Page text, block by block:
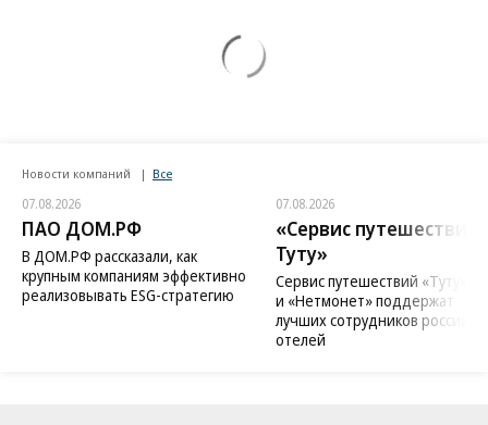
Новости компаний Все
07.08.2026
ПАО ДОМ.РФ
В ДОМ.РФ рассказали, как
крупным компаниям эффективно
реализовывать ESG-стратегию
07.08.2026
«Сервис путешествий
Туту»
Сервис путешествий «Туту»
и «Нетмонет» поддержат
лучших сотрудников
отелей